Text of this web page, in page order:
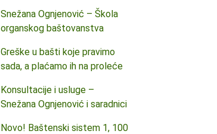
Snežana Ognjenović – Škola
organskog baštovanstva
Greške u bašti koje pravimo
sada, a plaćamo ih na proleće
Konsultacije i usluge –
Snežana Ognjenović i saradnici
Novo! Baštenski sistem 1, 100